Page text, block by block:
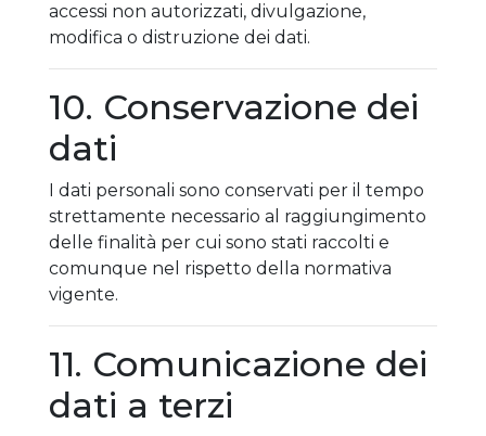
accessi non autorizzati, divulgazione,
modifica o distruzione dei dati.
10. Conservazione dei
dati
I dati personali sono conservati per il tempo
strettamente necessario al raggiungimento
delle finalità per cui sono stati raccolti e
comunque nel rispetto della normativa
vigente.
11. Comunicazione dei
dati a terzi